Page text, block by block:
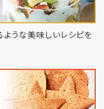
ような美味しいレシピを